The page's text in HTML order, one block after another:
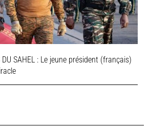
DU SAHEL : Le jeune président (français)